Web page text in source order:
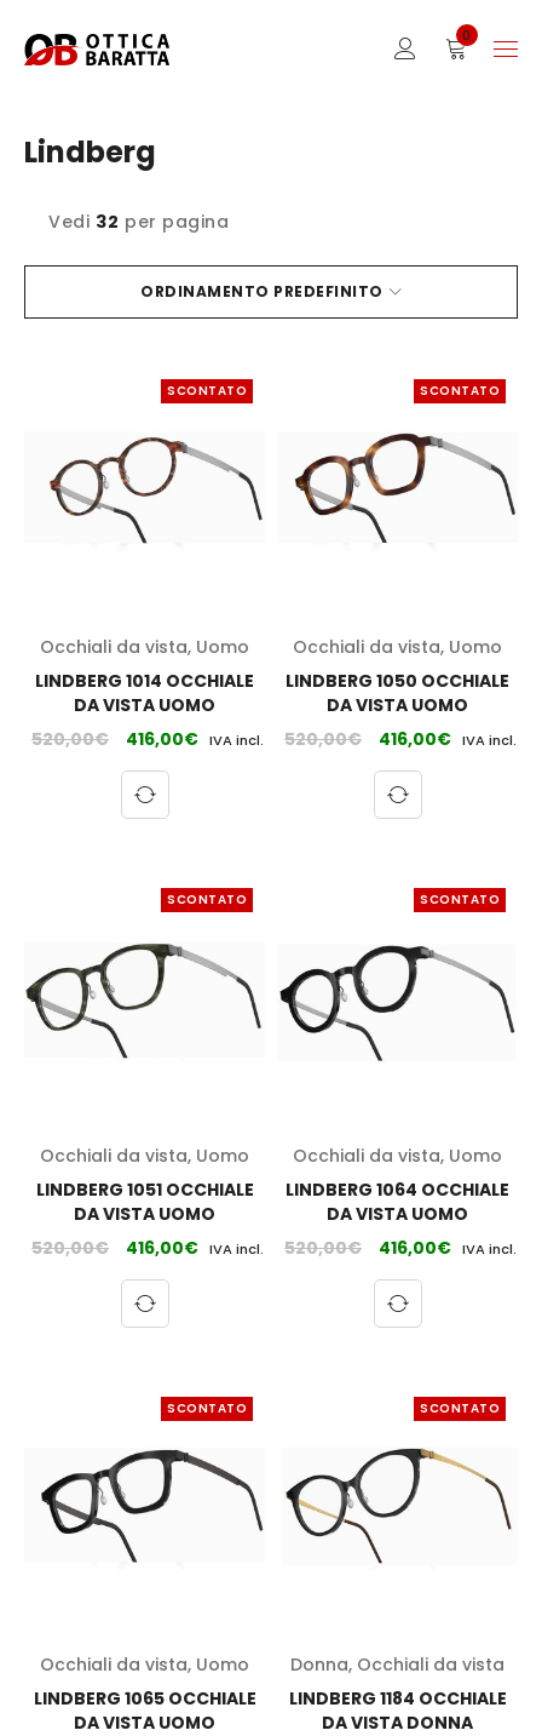
0
Lindberg
ORDINAMENTO PREDEFINITO
Vedi 32 per pagina
SCONTATO
Occhiali da vista, Uomo
LINDBERG 1014 OCCHIALE
DA VISTA UOMO
520,00€ 416,00€ IVA incl.
SCONTATO
Occhiali da vista, Uomo
LINDBERG 1050 OCCHIALE
DA VISTA UOMO
520,00€ 416,00€ IVA incl.
SCONTATO
Occhiali da vista, Uomo
LINDBERG 1051 OCCHIALE
DA VISTA UOMO
520,00€ 416,00€ IVA incl.
SCONTATO
Occhiali da vista, Uomo
LINDBERG 1064 OCCHIALE
DA VISTA UOMO
520,00€ 416,00€ IVA incl.
SCONTATO
Occhiali da vista, Uomo
LINDBERG 1065 OCCHIALE
DA VISTA UOMO
SCONTATO
Donna, Occhiali da vista
LINDBERG 1184 OCCHIALE
DA VISTA DONNA